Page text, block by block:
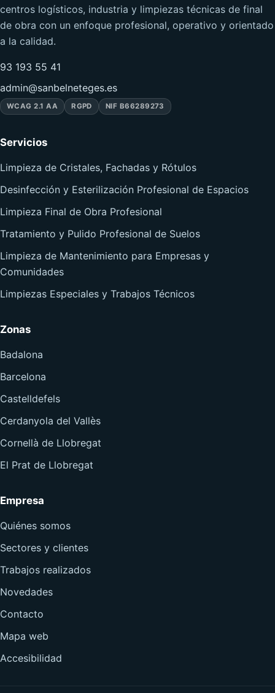
centros logísticos, industria y limpiezas técnicas de final
de obra con un enfoque profesional, operativo y orientado
a la calidad.
93 193 55 41
admin@sanbelneteges.es
WCAG 2.1 AA RGPD NIF B66289273
Servicios
Limpieza de Cristales, Fachadas y Rótulos
Desinfección y Esterilización Profesional de Espacios
Limpieza Final de Obra Profesional
Tratamiento y Pulido Profesional de Suelos
Limpieza de Mantenimiento para Empresas y
Comunidades
Limpiezas Especiales y Trabajos Técnicos
Zonas
Badalona
Barcelona
Castelldefels
Cerdanyola del Vallès
Cornellà de Llobregat
El Prat de Llobregat
Empresa
Quiénes somos
Sectores y clientes
Trabajos realizados
Novedades
Contacto
Mapa web
Accesibilidad